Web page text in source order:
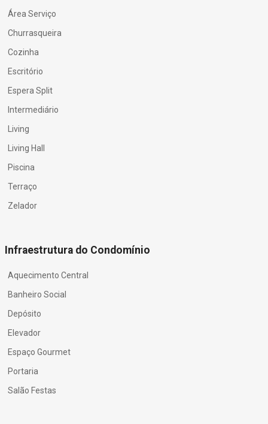
Área Serviço
Churrasqueira
Cozinha
Escritório
Espera Split
Intermediário
Living
Living Hall
Piscina
Terraço
Zelador
Infraestrutura do Condomínio
Aquecimento Central
Banheiro Social
Depósito
Elevador
Espaço Gourmet
Portaria
Salão Festas